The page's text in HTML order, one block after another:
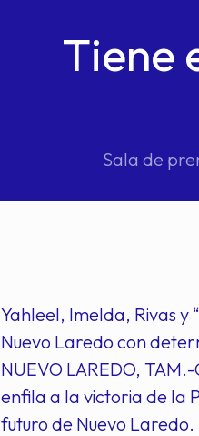
Tiene
Sala de
Yahleel, Imelda, Rivas
Nuevo Laredo con
NUEVO LAREDO,
enfila a la victoria de la
futuro de Nuevo Laredo.